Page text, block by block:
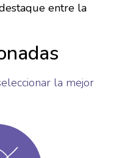
entre la
la mejor